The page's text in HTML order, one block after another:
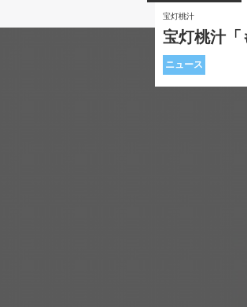
宝灯桃汁
宝灯桃汁「
ニュース